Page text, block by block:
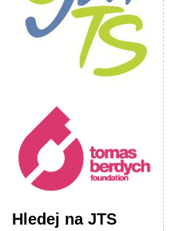
Hledej na JTS